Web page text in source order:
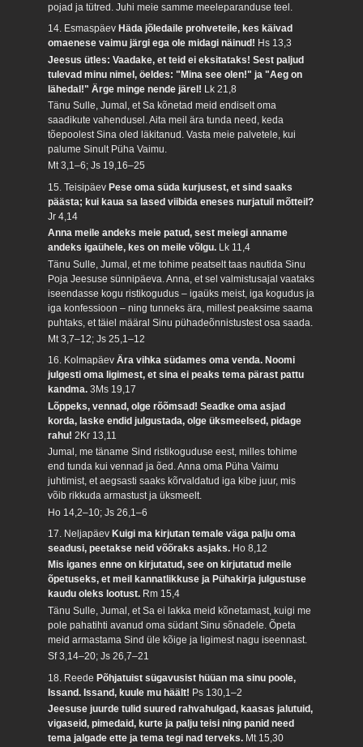
pojad ja tütred. Juhi meie samme meeleparanduse teel.
14. Esmaspäev Häda jõledaile prohveteile, kes käivad
omaenese vaimu järgi ega ole midagi näinud! Hs 13,3
Jeesus ütles: Vaadake, et teid ei eksitataks! Sest paljud
tulevad minu nimel, öeldes: "Mina see olen!" ja "Aeg on
lähedal!" Ärge minge nende järel! Lk 21,8
Tänu Sulle, Jumal, et Sa kõnetad meid endiselt oma
saadikute vahendusel. Aita meil ära tunda need, keda
tõepoolest Sina oled läkitanud. Vasta meie palvetele, kui
palume Sinult Püha Vaimu.
Mt 3,1–6; Js 19,16–25
15. TeisipäevPese oma süda kurjusest, et sind saaks
päästa; kui kaua sa lased viibida eneses nurjatuil mõtteil?
Jr 4,14
Anna meile andeks meie patud, sest meiegi anname
andeks igaühele, kes on meile võlgu. Lk 11,4
Tänu Sulle, Jumal, et me tohime peatselt taas nautida Sinu
Poja Jeesuse sünnipäeva. Anna, et sel valmistusajal vaataks
iseendasse kogu ristikogudus – igaüks meist, iga kogudus ja
iga konfessioon – ning tunneks ära, millest peaksime saama
puhtaks, et täiel määral Sinu pühadeõnnistustest osa saada.
Mt 3,7–12; Js 25,1–12
16. KolmapäevÄra vihka südames oma venda. Noomi
julgesti oma ligimest, et sina ei peaks tema pärast pattu
kandma.3Ms 19,17
Lõppeks, vennad, olge rõõmsad! Seadke oma asjad
korda, laske endid julgustada, olge üksmeelsed, pidage
rahu!2Kr 13,11
Jumal, me täname Sind ristikoguduse eest, milles tohime
end tunda kui vennad ja õed. Anna oma Püha Vaimu
juhtimist, et aegsasti saaks kõrvaldatud iga kibe juur, mis
võib rikkuda armastust ja üksmeelt.
Ho 14,2–10; Js 26,1–6
17. Neljapäev Kuigi ma kirjutan temale väga palju oma
seadusi, peetakse neid võõraks asjaks. Ho 8,12
Mis iganes enne on kirjutatud, see on kirjutatud meile
õpetuseks, et meil kannatlikkuse ja Pühakirja julgustuse
kaudu oleks lootust. Rm 15,4
Tänu Sulle, Jumal, et Sa ei lakka meid kõnetamast, kuigi me
pole pahatihti avanud oma südant Sinu sõnadele. Õpeta
meid armastama Sind üle kõige ja ligimest nagu iseennast.
Sf 3,14–20; Js 26,7–21
18. ReedePõhjatuist sügavusist hüüan ma sinu poole,
Issand. Issand, kuule mu häält! Ps 130,1–2
Jeesuse juurde tulid suured rahvahulgad, kaasas jalutuid,
vigaseid, pimedaid, kurte ja palju teisi ning panid need
tema jalgade ette ja tema tegi nad terveks. Mt 15,30